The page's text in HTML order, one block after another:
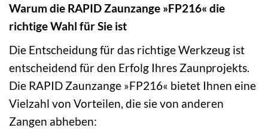
Warum die RAPID Zaunzange »FP216« die
richtige Wahl für Sie ist
Die Entscheidung für das richtige Werkzeug ist
entscheidend für den Erfolg Ihres Zaunprojekts.
Die RAPID Zaunzange »FP216« bietet Ihnen eine
Vielzahl von Vorteilen, die sie von anderen
Zangen abheben: